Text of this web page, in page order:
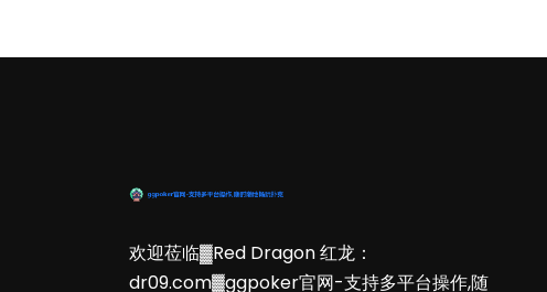
欢迎莅临▓Red Dragon 红龙：
dr09.com▓ggpoker官网-支持多平台操作,随